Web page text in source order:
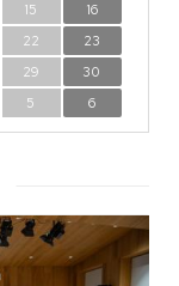
15
16
22
23
29
30
5 6